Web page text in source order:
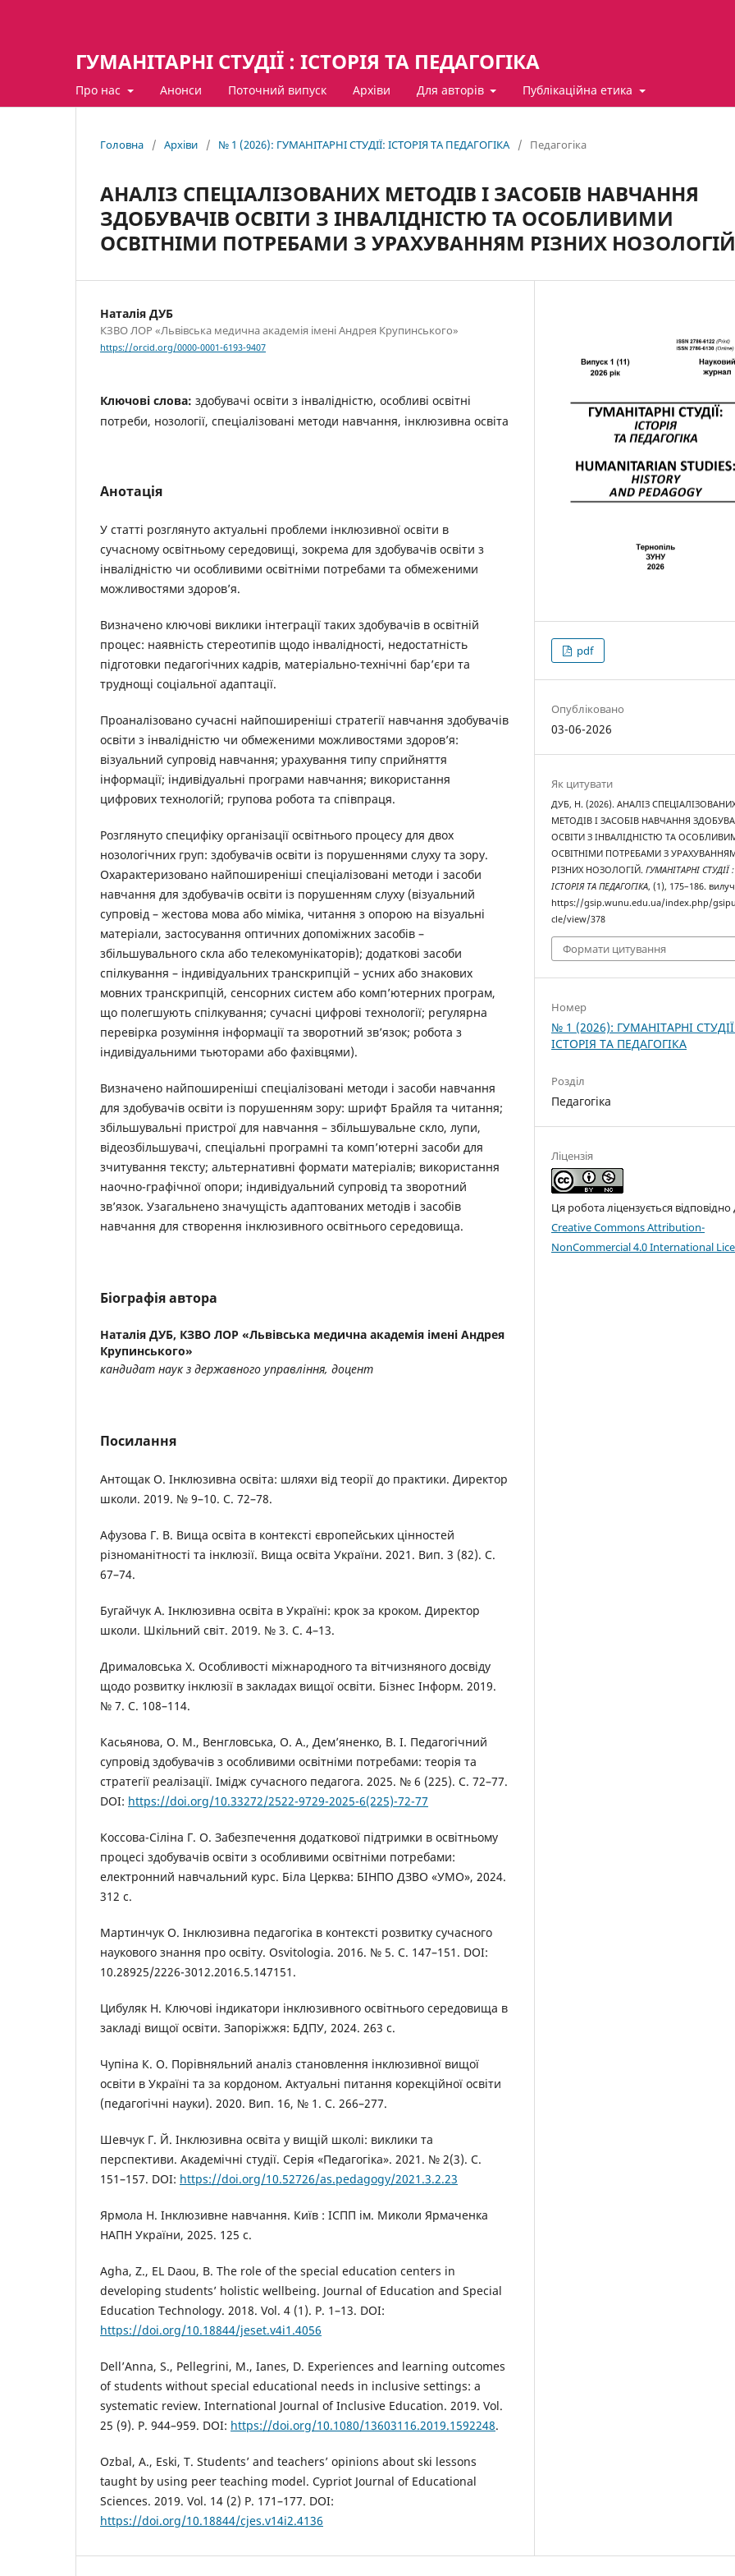
ГУМАНІТАРНІ СТУДІЇ : ІСТОРІЯ ТА ПЕДАГОГІКА
Про нас Анонси Поточний випуск Архіви Для авторів Публікаційна етика
Головна / Архіви / № 1 (2026): ГУМАНІТАРНІ СТУДІЇ: ІСТОРІЯ ТА ПЕДАГОГІКА / Педагогіка
АНАЛІЗ СПЕЦІАЛІЗОВАНИХ МЕТОДІВ І ЗАСОБІВ НАВЧАННЯ
ЗДОБУВАЧІВ ОСВІТИ З ІНВАЛІДНІСТЮ ТА ОСОБЛИВИМИ
ОСВІТНІМИ ПОТРЕБАМИ З УРАХУВАННЯМ РІЗНИХ НОЗОЛОГІЙ
Наталія ДУБ
КЗВО ЛОР «Львівська медична академія імені Андрея Крупинського»
https://orcid.org/0000-0001-6193-9407
Ключові слова: здобувачі освіти з інвалідністю, особливі освітні
потреби, нозології, спеціалізовані методи навчання, інклюзивна освіта
Анотація
У статті розглянуто актуальні проблеми інклюзивної освіти в
сучасному освітньому середовищі, зокрема для здобувачів освіти з
інвалідністю чи особливими освітніми потребами та обмеженими
можливостями здоров’я.
Визначено ключові виклики інтеграції таких здобувачів в освітній
процес: наявність стереотипів щодо інвалідності, недостатність
підготовки педагогічних кадрів, матеріально-технічні бар’єри та
труднощі соціальної адаптації.
Проаналізовано сучасні найпоширеніші стратегії навчання здобувачів
освіти з інвалідністю чи обмеженими можливостями здоров’я:
візуальний супровід навчання; урахування типу сприйняття
інформації; індивідуальні програми навчання; використання
цифрових технологій; групова робота та співпраця.
Розглянуто специфіку організації освітнього процесу для двох
нозологічних груп: здобувачів освіти із порушеннями слуху та зору.
Охарактеризовано найпоширеніші спеціалізовані методи і засоби
навчання для здобувачів освіти із порушенням слуху (візуальний
супровід – жестова мова або міміка, читання з опорою на візуальні
матеріали, застосування оптичних допоміжних засобів –
збільшувального скла або телекомунікаторів); додаткові засоби
спілкування – індивідуальних транскрипцій – усних або знакових
мовних транскрипцій, сенсорних систем або комп’ютерних програм,
що полегшують спілкування; сучасні цифрові технології; регулярна
перевірка розуміння інформації та зворотний зв’язок; робота з
індивідуальними тьюторами або фахівцями).
Визначено найпоширеніші спеціалізовані методи і засоби навчання
для здобувачів освіти із порушенням зору: шрифт Брайля та читання;
збільшувальні пристрої для навчання – збільшувальне скло, лупи,
відеозбільшувачі, спеціальні програмні та комп’ютерні засоби для
зчитування тексту; альтернативні формати матеріалів; використання
наочно-графічної опори; індивідуальний супровід та зворотний
зв’язок. Узагальнено значущість адаптованих методів і засобів
навчання для створення інклюзивного освітнього середовища.
Біографія автора
Наталія ДУБ, КЗВО ЛОР «Львівська медична академія імені Андрея
Крупинського»
кандидат наук з державного управління, доцент
Посилання
Антощак О. Інклюзивна освіта: шляхи від теорії до практики. Директор
школи. 2019. № 9–10. С. 72–78.
Афузова Г. В. Вища освіта в контексті європейських цінностей
різноманітності та інклюзії. Вища освіта України. 2021. Вип. 3 (82). С.
67–74.
Бугайчук А. Інклюзивна освіта в Україні: крок за кроком. Директор
школи. Шкільний світ. 2019. № 3. С. 4–13.
Дрималовська Х. Особливості міжнародного та вітчизняного досвіду
щодо розвитку інклюзії в закладах вищої освіти. Бізнес Інформ. 2019.
№ 7. С. 108–114.
Касьянова, О. М., Венгловська, О. А., Дем’яненко, В. І. Педагогічний
супровід здобувачів з особливими освітніми потребами: теорія та
стратегії реалізації. Імідж сучасного педагога. 2025. № 6 (225). С. 72–77.
DOI: https://doi.org/10.33272/2522-9729-2025-6(225)-72-77
Коссова-Сіліна Г. О. Забезпечення додаткової підтримки в освітньому
процесі здобувачів освіти з особливими освітніми потребами:
електронний навчальний курс. Біла Церква: БІНПО ДЗВО «УМО», 2024.
312 с.
Мартинчук О. Інклюзивна педагогіка в контексті розвитку сучасного
наукового знання про освіту. Osvitologia. 2016. № 5. С. 147–151. DOI:
10.28925/2226-3012.2016.5.147151.
Цибуляк Н. Ключові індикатори інклюзивного освітнього середовища в
закладі вищої освіти. Запоріжжя: БДПУ, 2024. 263 с.
Чупіна К. О. Порівняльний аналіз становлення інклюзивної вищої
освіти в Україні та за кордоном. Актуальні питання корекційної освіти
(педагогічні науки). 2020. Вип. 16, № 1. С. 266–277.
Шевчук Г. Й. Інклюзивна освіта у вищій школі: виклики та
перспективи. Академічні студії. Серія «Педагогіка». 2021. № 2(3). С.
151–157. DOI: https://doi.org/10.52726/as.pedagogy/2021.3.2.23
Ярмола Н. Інклюзивне навчання. Київ : ІСПП ім. Миколи Ярмаченка
НАПН України, 2025. 125 с.
Agha, Z., EL Daou, B. The role of the special education centers in
developing students’ holistic wellbeing. Journal of Education and Special
Education Technology. 2018. Vol. 4 (1). P. 1–13. DOI:
https://doi.org/10.18844/jeset.v4i1.4056
Dell’Anna, S., Pellegrini, M., Ianes, D. Experiences and learning outcomes
of students without special educational needs in inclusive settings: a
systematic review. International Journal of Inclusive Education. 2019. Vol.
25 (9). P. 944–959. DOI: https://doi.org/10.1080/13603116.2019.1592248.
Ozbal, A., Eski, T. Students’ and teachers’ opinions about ski lessons
taught by using peer teaching model. Cypriot Journal of Educational
Sciences. 2019. Vol. 14 (2) P. 171–177. DOI:
https://doi.org/10.18844/cjes.v14i2.4136
pdf
Опубліковано
03-06-2026
Як цитувати
ДУБ, Н. (2026). АНАЛІЗ
МЕТОДІВ І ЗАСОБІВ НАВЧАННЯ
ОСВІТИ З ІНВАЛІДНІСТЮ ТА
ОСВІТНІМИ ПОТРЕБАМИ З
РІЗНИХ НОЗОЛОГІЙ.ГУМАНІТАРНІ СТУДІЇ :
ІСТОРІЯ ТА ПЕДАГОГІКА, (1), 175–186.
https://gsip.wunu.edu.ua/index.php/
cle/view/378
Формати цитування
Номер
№ 1 (2026): ГУМАНІТАРНІ
ІСТОРІЯ ТА ПЕДАГОГІКА
Розділ
Педагогіка
Ліцензія
Ця робота ліцензується відповідно
Creative Commons Attribution-
NonCommercial 4.0 International